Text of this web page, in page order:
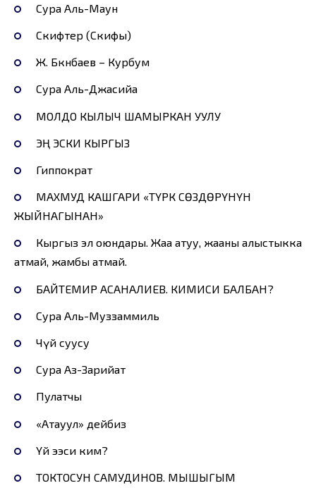
Сура Аль-Маун
Скифтер (Скифы)
Ж. Бөкөнбаев – Курбум
Сура Аль-Джасийа
МОЛДО КЫЛЫЧ ШАМЫРКАН УУЛУ
ЭҢ ЭСКИ КЫРГЫЗ
Гиппократ
МАХМУД КАШГАРИ «ТҮРК СӨЗДӨРҮНҮН
ЖЫЙНАГЫНАН»
Кыргыз эл оюндары. Жаа атуу, жааны алыстыкка
атмай, жамбы атмай.
БАЙТЕМИР АСАНАЛИЕВ. КИМИСИ БАЛБАН?
Сура Аль-Муззаммиль
Чүй суусу
Сура Аз-Зарийат
Пулатчы
«Атауул» дейбиз
Үй ээси ким?
ТОКТОСУН САМУДИНОВ. МЫШЫГЫМ